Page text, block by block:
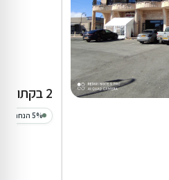
2 בקתות באודם
5% הנחה על הלילה השני